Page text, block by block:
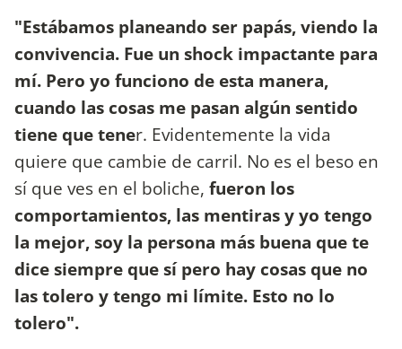
"Estábamos planeando ser papás, viendo la
convivencia. Fue un shock impactante para
mí. Pero yo funciono de esta manera,
cuando las cosas me pasan algún sentido
tiene que tener. Evidentemente la vida
quiere que cambie de carril. No es el beso en
sí que ves en el boliche, fueron los
comportamientos, las mentiras y yo tengo
la mejor, soy la persona más buena que te
dice siempre que sí pero hay cosas que no
las tolero y tengo mi límite. Esto no lo
tolero".